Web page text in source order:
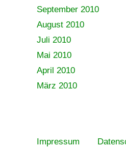
September 2010
August 2010
Juli 2010
Mai 2010
April 2010
März 2010
Impressum